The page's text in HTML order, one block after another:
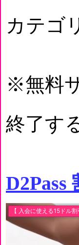
カテゴ
※無料
終了す
D2Pass